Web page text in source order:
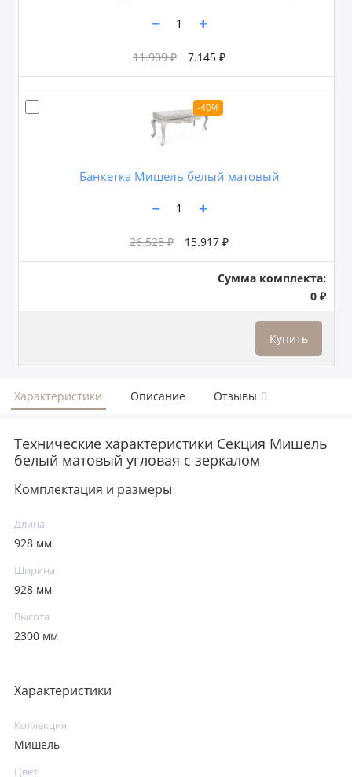
11.909 ₽ 7.145 ₽
-40%
Банкетка Мишель белый матовый
26.528 ₽ 15.917 ₽
Сумма комплекта:
0 ₽
Купить
Характеристики Описание Отзывы 0
Технические характеристики Секция Мишель
белый матовый угловая с зеркалом
Комплектация и размеры
Длина
928 мм
Ширина
928 мм
Высота
2300 мм
Характеристики
Коллекция
Мишель
Цвет